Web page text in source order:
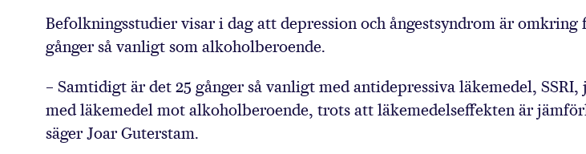
Befolkningsstudier visar i dag att depression och ångestsyndrom är omkring
gånger så vanligt som alkoholberoende.
– Samtidigt är det 25 gånger så vanligt med antidepressiva läkemedel,
med läkemedel mot alkoholberoende, trots att läkemedelseffekten är
säger Joar Guterstam.